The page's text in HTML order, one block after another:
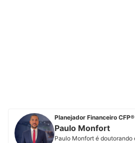
Planejador Financeiro CFP®
Paulo Monfort
Paulo Monfort é doutorando